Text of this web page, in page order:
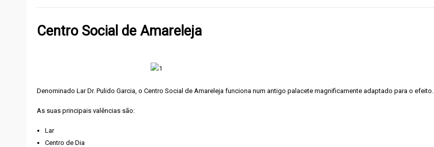
Centro Social de Amareleja
Denominado Lar Dr. Pulido Garcia, o Centro Social de Amareleja funciona num antigo palacete magnificamente adaptado para o efeito.
As suas principais valências são:
Lar
Centro de Dia